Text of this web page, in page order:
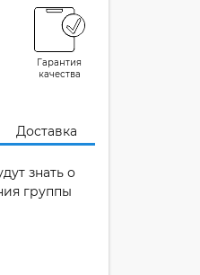
Гарантия
качества
Доставка
знать о
группы